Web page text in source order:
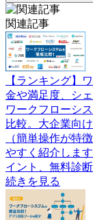
関連記事
【ランキング】
金や満足度、シ
ワークフローシ
比較。大企業向
（簡単操作が特
やすく紹介しま
イント、無料診
続きを見る